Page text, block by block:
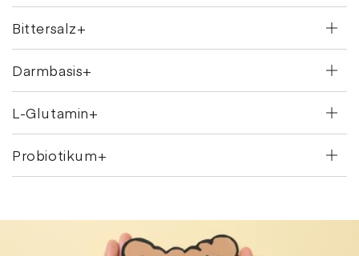
Bittersalz+
Darmbasis+
L-Glutamin+
Probiotikum+